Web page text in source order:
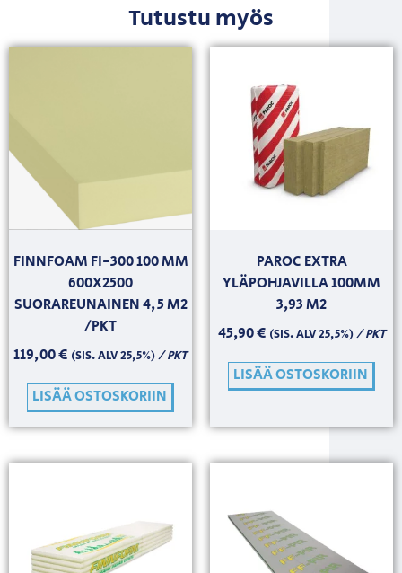
Tutustu myös
FINNFOAM FI-300 100 MM
600X2500
SUORAREUNAINEN 4,5 M2
/PKT
119,00€ (SIS. ALV 25,5%)/ PKT
LISÄÄ OSTOSKORIIN
PAROC EXTRA
YLÄPOHJAVILLA 100MM
3,93 M2
45,90€ (SIS. ALV 25,5%)/ PKT
LISÄÄ OSTOSKORIIN